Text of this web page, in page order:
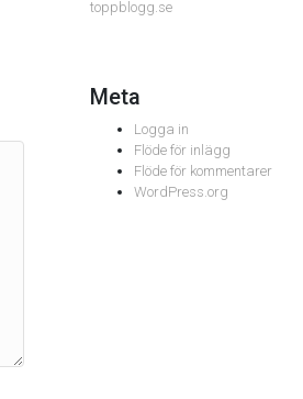
toppblogg.se
Meta
Logga in
Flöde för inlägg
Flöde för kommentarer
WordPress.org